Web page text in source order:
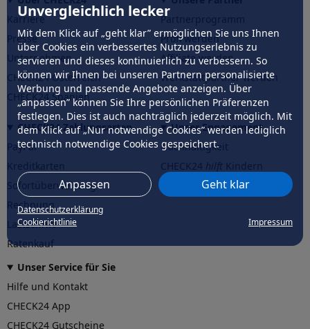
Unvergleichlich lecker
Mit dem Klick auf „geht klar” ermöglichen Sie uns Ihnen
über Cookies ein verbessertes Nutzungserlebnis zu
servieren und dieses kontinuierlich zu verbessern. So
können wir Ihnen bei unseren Partnern personalisierte
Werbung und passende Angebote anzeigen. Über
„anpassen” können Sie Ihre persönlichen Präferenzen
festlegen. Dies ist auch nachträglich jederzeit möglich. Mit
dem Klick auf „Nur notwendige Cookies” werden lediglich
technisch notwendige Cookies gespeichert.
Anpassen Geht klar
Datenschutzerklärung
Cookierichtlinie
Impressum
Karriere
Presse
Unternehmen
CHECK24 Österreich
CHECK24 Spanien
Partnerprogramm
Profi werden
Affiliate werden
Werkstattpartner werden
CHECK24 Zahlungsarten
PayPal
Sofortüberweisung
Rechnung
Lastschrift
Ratenkauf
Unser Engagement
Nachhaltigkeit
CHECK24hilftder Natur
Unser Service für Sie
Hilfe und Kontakt
CHECK24 App
CHECK24 Gutscheine